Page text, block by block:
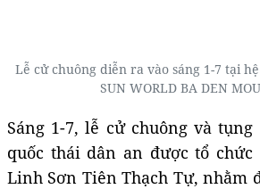
Lễ cử chuông diễn ra vào sáng 1-7 tại
SUN WORLD BA DEN
Sáng 1-7, lễ cử chuông và
quốc thái dân an được tổ
Linh Sơn Tiên Thạch Tự, nhằm